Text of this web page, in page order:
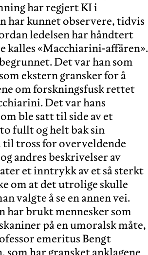
har regjert KI i
har kunnet observere, tidvis
ledelsen har håndtert
kalles «Macchiarini-affären».
Det var han som
ekstern gransker for å
om forskningsfusk rettet
Det var hans
ble satt til side av et
fullt og helt bak sin
tross for overveldende
andres beskrivelser av
et inntrykk av et så sterkt
om at det utrolige skulle
valgte å se en annen vei.